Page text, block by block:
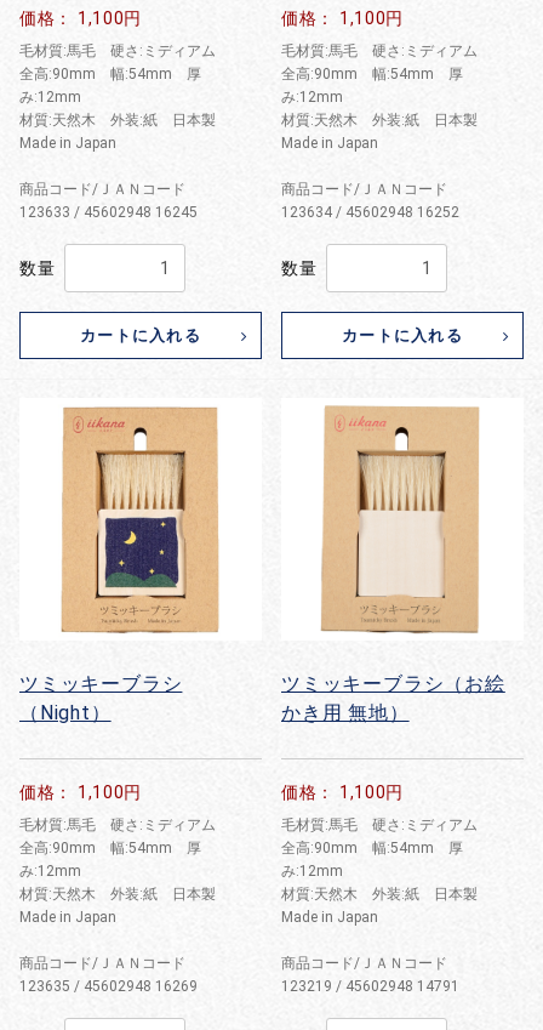
価格： 1,100円
毛材質:馬毛 硬さ:ミディアム
全高:90mm 幅:54mm 厚
み:12mm
材質:天然木 外装:紙 日本製
Made in Japan
商品コード/ＪＡＮコード
123633 / 45602948 16245
数量
カートに入れる
価格： 1,100円
毛材質:馬毛 硬さ:ミディアム
全高:90mm 幅:54mm 厚
み:12mm
材質:天然木 外装:紙 日本製
Made in Japan
商品コード/ＪＡＮコード
123634 / 45602948 16252
数量
カートに入れる
ツミッキーブラシ
（Night）
価格： 1,100円
毛材質:馬毛 硬さ:ミディアム
全高:90mm 幅:54mm 厚
み:12mm
材質:天然木 外装:紙 日本製
Made in Japan
商品コード/ＪＡＮコード
123635 / 45602948 16269
ツミッキーブラシ（お絵
かき用 無地）
価格： 1,100円
毛材質:馬毛 硬さ:ミディアム
全高:90mm 幅:54mm 厚
み:12mm
材質:天然木 外装:紙 日本製
Made in Japan
商品コード/ＪＡＮコード
123219 / 45602948 14791